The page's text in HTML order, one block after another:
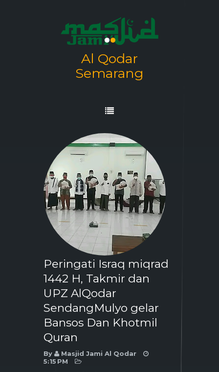
..
Al Qodar
Semarang
Peringati Israq miqrad
1442 H, Takmir dan
UPZ AlQodar
SendangMulyo gelar
Bansos Dan Khotmil
Quran
By
Masjid Jami Al Qodar
5:15 PM